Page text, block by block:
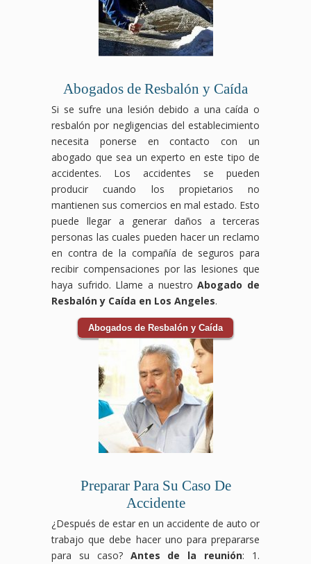
Abogados de Resbalón y Caída
Si se sufre una lesión debido a una caída o
resbalón por negligencias del establecimiento
necesita ponerse en contacto con un
abogado que sea un experto en este tipo de
accidentes. Los accidentes se pueden
producir cuando los propietarios no
mantienen sus comercios en mal estado. Esto
puede llegar a generar daños a terceras
personas las cuales pueden hacer un reclamo
en contra de la compañía de seguros para
recibir compensaciones por las lesiones que
haya sufrido. Llame a nuestroAbogado de
Resbalón y Caída en Los Angeles.
Abogados de Resbalón y Caída
Preparar Para Su Caso De
Accidente
¿Después de estar en un accidente de auto or
trabajo que debe hacer uno para prepararse
para su caso? Antes de la reunión: 1.